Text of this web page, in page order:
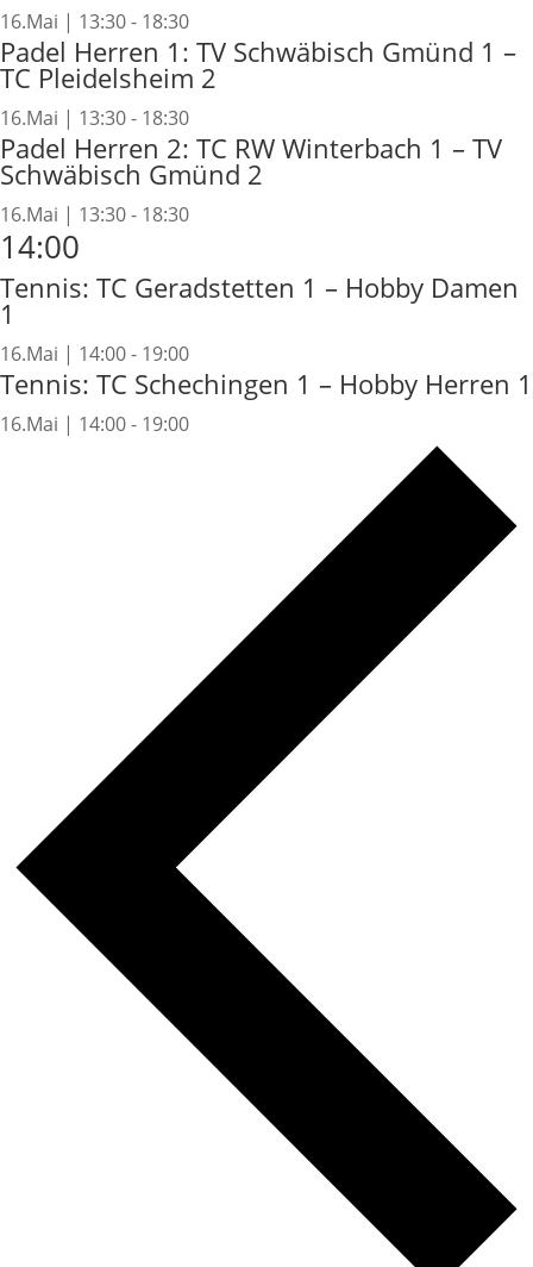
16.Mai | 13:30- 18:30
Padel Herren 1: TV Schwäbisch Gmünd 1 –
TC Pleidelsheim 2
16.Mai | 13:30- 18:30
Padel Herren 2: TC RW Winterbach 1 – TV
Schwäbisch Gmünd 2
16.Mai | 13:30- 18:30
14:00
Tennis: TC Geradstetten 1 – Hobby Damen
1
16.Mai | 14:00- 19:00
Tennis: TC Schechingen 1 – Hobby Herren 1
16.Mai | 14:00- 19:00